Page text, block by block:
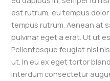
est rutrum, eu tempus
tempus rutrum. Aenean at
pulvinar eget a erat. Ut ut
Pellentesque feugiat nisl
ut. In eu ex eget tortor
interdum consectetur